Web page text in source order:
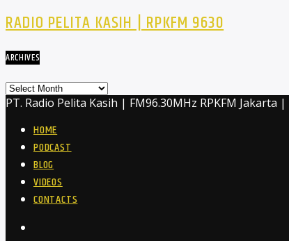
RADIO PELITA KASIH | RPKFM 9630
ARCHIVES
Archives
PT. Radio Pelita Kasih | FM96.30MHz RPKFM Jakarta
HOME
PODCAST
BLOG
VIDEOS
CONTACTS